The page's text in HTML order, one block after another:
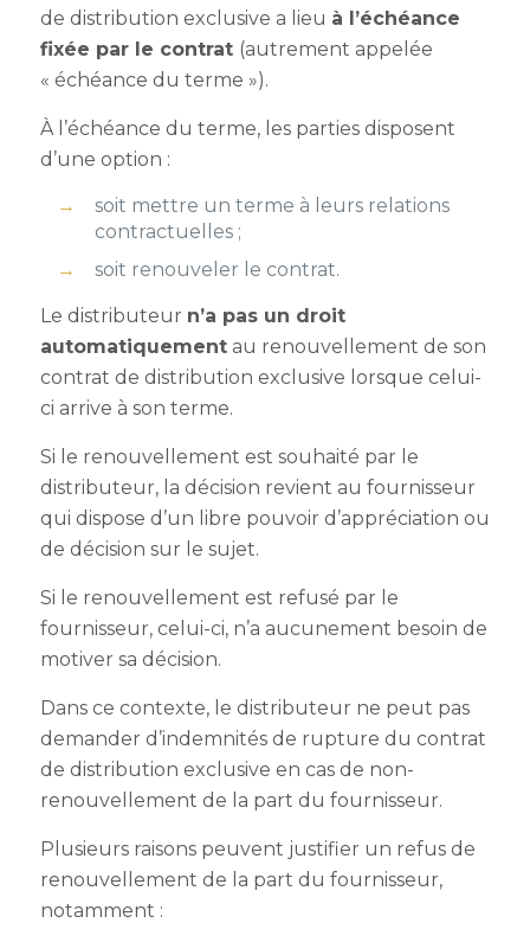
de distribution exclusive a lieu à l’échéance
fixée par le contrat (autrement appelée
« échéance du terme »).
À l’échéance du terme, les parties disposent
d’une option :
soit mettre un terme à leurs relations
contractuelles ;
soit renouveler le contrat.
Le distributeur n’a pas un droit
automatiquementau renouvellement de son
contrat de distribution exclusive lorsque celui-
ci arrive à son terme.
Si le renouvellement est souhaité par le
distributeur, la décision revient au fournisseur
qui dispose d’un libre pouvoir d’appréciation ou
de décision sur le sujet.
Si le renouvellement est refusé par le
fournisseur, celui-ci, n’a aucunement besoin de
motiver sa décision.
Dans ce contexte, le distributeur ne peut pas
demander d’indemnités de rupture du contrat
de distribution exclusive en cas de non-
renouvellement de la part du fournisseur.
Plusieurs raisons peuvent justifier un refus de
renouvellement de la part du fournisseur,
notamment :